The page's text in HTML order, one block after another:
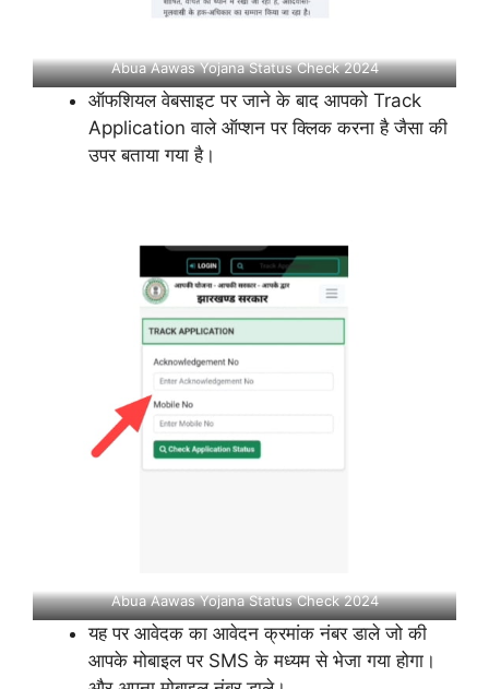
Abua Aawas Yojana Status Check 2024
ऑफशियल वेबसाइट पर जाने के बाद आपको Track
Application वाले ऑप्शन पर क्लिक करना है जैसा की
उपर बताया गया है।
Abua Aawas Yojana Status Check 2024
यह पर आवेदक का आवेदन क्रमांक नंबर डाले जो की
आपके मोबाइल पर SMS के मध्यम से भेजा गया होगा।